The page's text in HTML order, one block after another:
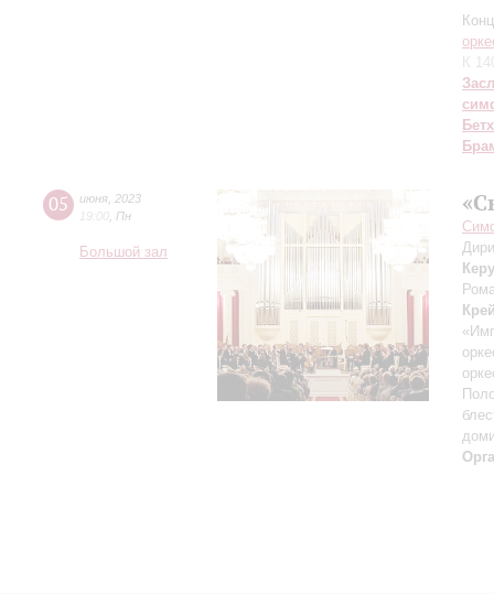
К
05 июня 2023
19:00 Пн
Большой зал